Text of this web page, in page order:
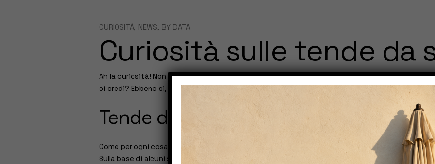
CURIOSITÀ NEWS BY DATA
Curiosità sulle tende da
Ah la curiosità! Non è mai mancata nella storia dell’uomo e, in quanto tale, non poteva
ci credi? Ebbene si, te ne parliamo noi di IPA TENDE.
Tende da sole: ecco tutto quello che
Come per ogni cosa, anche per le tende iniziamo dalla loro storia e in tal senso devi sapere
Sulla base di alcuni studi e ricerche condotte è emerso che già ai tempi degli antichi egizi, ma